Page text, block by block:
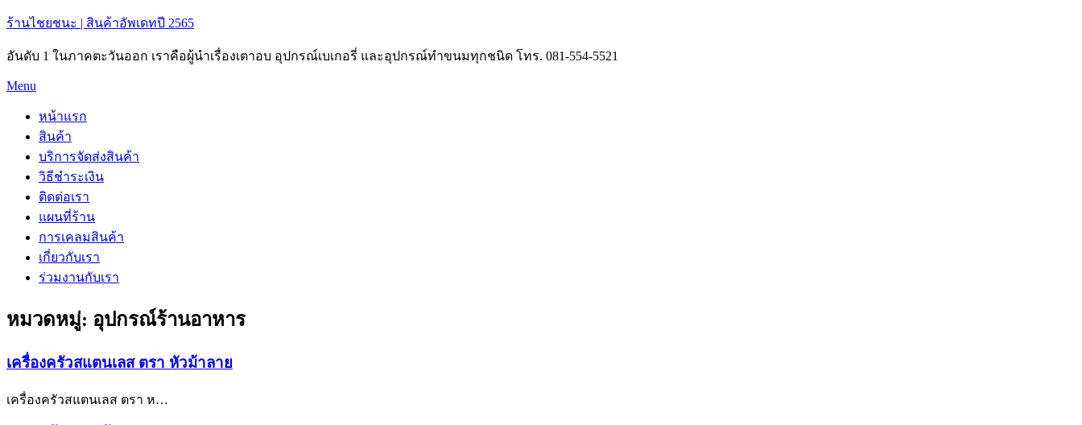
ร้านไชยชนะ | สินค้าอัพเดทปี 2565
อันดับ 1 ในภาคตะวันออก เราคือผู้นำเรื่องเตาอบ อุปกรณ์เบเกอรี่ และอุปกรณ์ทำขนมทุกชนิด โทร. 081-554-5521
Skip
content
Menu
หน้าแรก
สินค้า
บริการจัดส่งสินค้า
วิธีชำระเงิน
ติดต่อเรา
แผนที่ร้าน
การเคลมสินค้า
เกี่ยวกับเรา
ร่วมงานกับเรา
หมวดหมู่: อุปกรณ์ร้านอาหาร
เครื่องครัวสแตนเลส ตรา หัวม้าลาย
เครื่องครัวสแตนเลส ตรา ห…